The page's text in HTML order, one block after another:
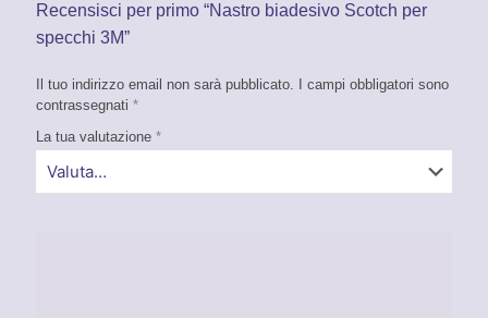
Recensisci per primo “Nastro biadesivo Scotch per
specchi 3M”
Il tuo indirizzo email non sarà pubblicato.
I campi obbligatori sono
contrassegnati *
La tua valutazione *